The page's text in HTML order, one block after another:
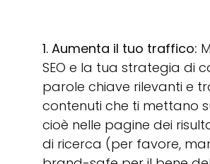
1. Aumenta il tuo traffico:
SEO e la tua strategia di
parole chiave rilevanti e
contenuti che ti mettano
cioè nelle pagine dei
di ricerca (per favore,